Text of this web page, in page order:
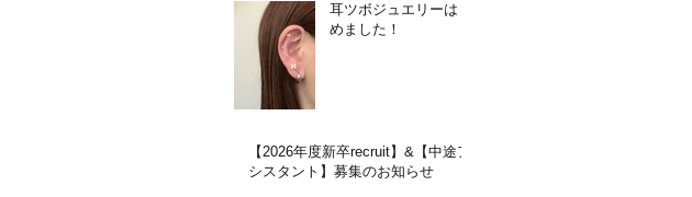
耳ツボジュエリーはじ
めました！
【2026年度新卒recruit】&【中途ア
シスタント】募集のお知らせ